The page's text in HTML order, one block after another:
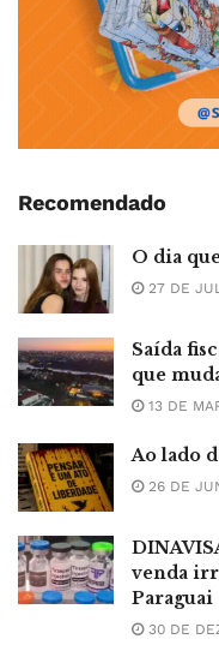
Recomendado
O dia
27 DE
Saída
que
13 DE
Ao lado
26 DE
venda
Paraguai
30 DE